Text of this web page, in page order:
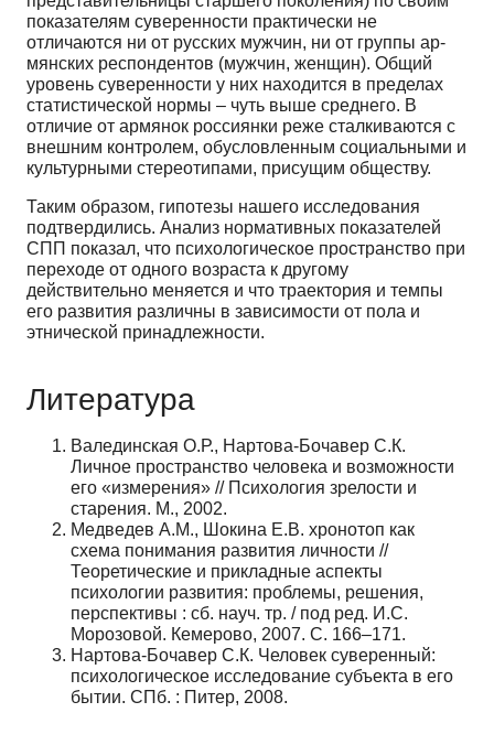
показателям суверенности практически не
отличаются ни от русских мужчин, ни от группы ар­
мянских респондентов (мужчин, женщин). Общий
уровень суверенности у них находится в пре­делах
статистической нормы – чуть выше среднего. В
отличие от армянок россиянки реже сталки­ваются с
внешним контролем, обусловленным социальными и
культурными стереотипами, прису­щим обществу.
Таким образом, гипотезы нашего исследования
подтвердились. Анализ нормативных пока­зателей
СПП показал, что психологическое пространство при
переходе от одного возраста к дру­гому
действительно меняется и что траектория и темпы
его развития различны в зависимости от пола и
этнической принадлежности.
Литература
Валединская О.Р., Нартова-Бочавер С.К.
Личное пространство человека и возможности
его «изме­рения» // Психология зрелости и
старения. М., 2002.
Медведев А.М., Шокина Е.В. хронотоп как
схема понимания развития личности //
Теоретиче­ские и прикладные аспекты
психологии развития: проблемы, решения,
перспективы : сб. науч. тр. / под ред. И.С.
Морозовой. Кемерово, 2007. С. 166–171.
Нартова-Бочавер С.К. Человек суверенный:
психологическое исследование субъекта в его
бытии. СПб. : Питер, 2008.